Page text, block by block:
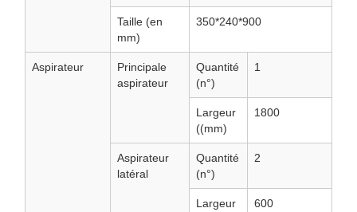
Taille (en
mm)
350*240*900
Aspirateur
Principale
aspirateur
Quantité
(n°)
1
Largeur
((mm)
1800
Aspirateur
latéral
Quantité
(n°)
2
Largeur
600